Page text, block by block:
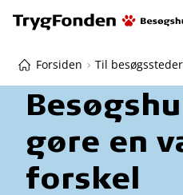
Forsiden Til besøgssteder
gøre en
forskel